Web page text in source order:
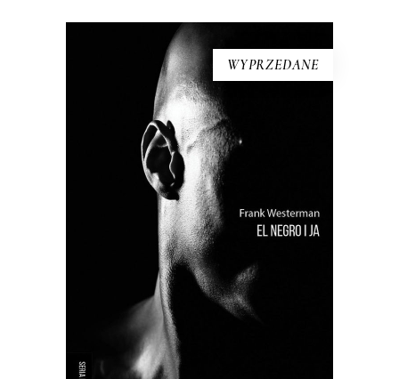
WYPRZEDANE
[EBOOK] Frank Westerman – EL
NEGRO I JA
“El Negro i ja” to reporterska próba
odtworzenia życia tzw. buszmena z
Banyoles – zmumifikowanego,
wypchanego człowieka, który był
wystawiany publicznie aż do lat 90. XX
wieku jako eksponat muzealny. Frank
Westerman, holenderski reporter,
próbuje przywrócić buszmenowi z
Banyoles jego […]